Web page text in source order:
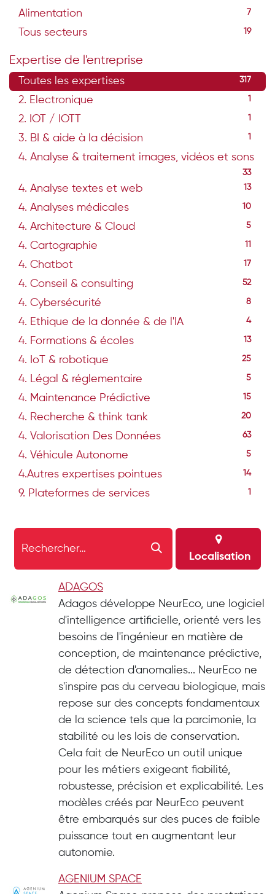
Alimentation 7
Tous secteurs 19
Expertise de l'entreprise
Toutes les expertises 317
2. Electronique 1
2. IOT / IOTT 1
3. BI & aide à la décision 1
4. Analyse & traitement images, vidéos et sons
33
4. Analyse textes et web 13
4. Analyses médicales 10
4. Architecture & Cloud 5
4. Cartographie
4. Chatbot 17
4. Conseil & consulting 52
4. Cybersécurité 8
4. Ethique de la donnée & de l'IA 4
4. Formations & écoles 13
4. IoT & robotique 25
4. Légal & réglementaire 5
4. Maintenance Prédictive 15
4. Recherche & think tank 20
4. Valorisation Des Données 63
4. Véhicule Autonome 5
4.Autres expertises pointues 14
9. Plateformes de services
Localisation
ADAGOS
Adagos développe NeurEco, une logiciel
d'intelligence artificielle, orienté vers les
besoins de l'ingénieur en matière de
conception, de maintenance prédictive,
de détection d'anomalies... NeurEco ne
s'inspire pas du cerveau biologique, mais
repose sur des concepts fondamentaux
de la science tels que la parcimonie, la
stabilité ou les lois de conservation.
Cela fait de NeurEco un outil unique
pour les métiers exigeant fiabilité,
robustesse, précision et explicabilité. Les
modèles créés par NeurEco peuvent
être embarqués sur des puces de faible
puissance tout en augmentant leur
autonomie.
AGENIUM SPACE